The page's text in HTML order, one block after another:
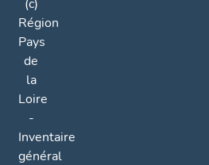
(c)
Région
Pays
de
la
Loire
-
Inventaire
général